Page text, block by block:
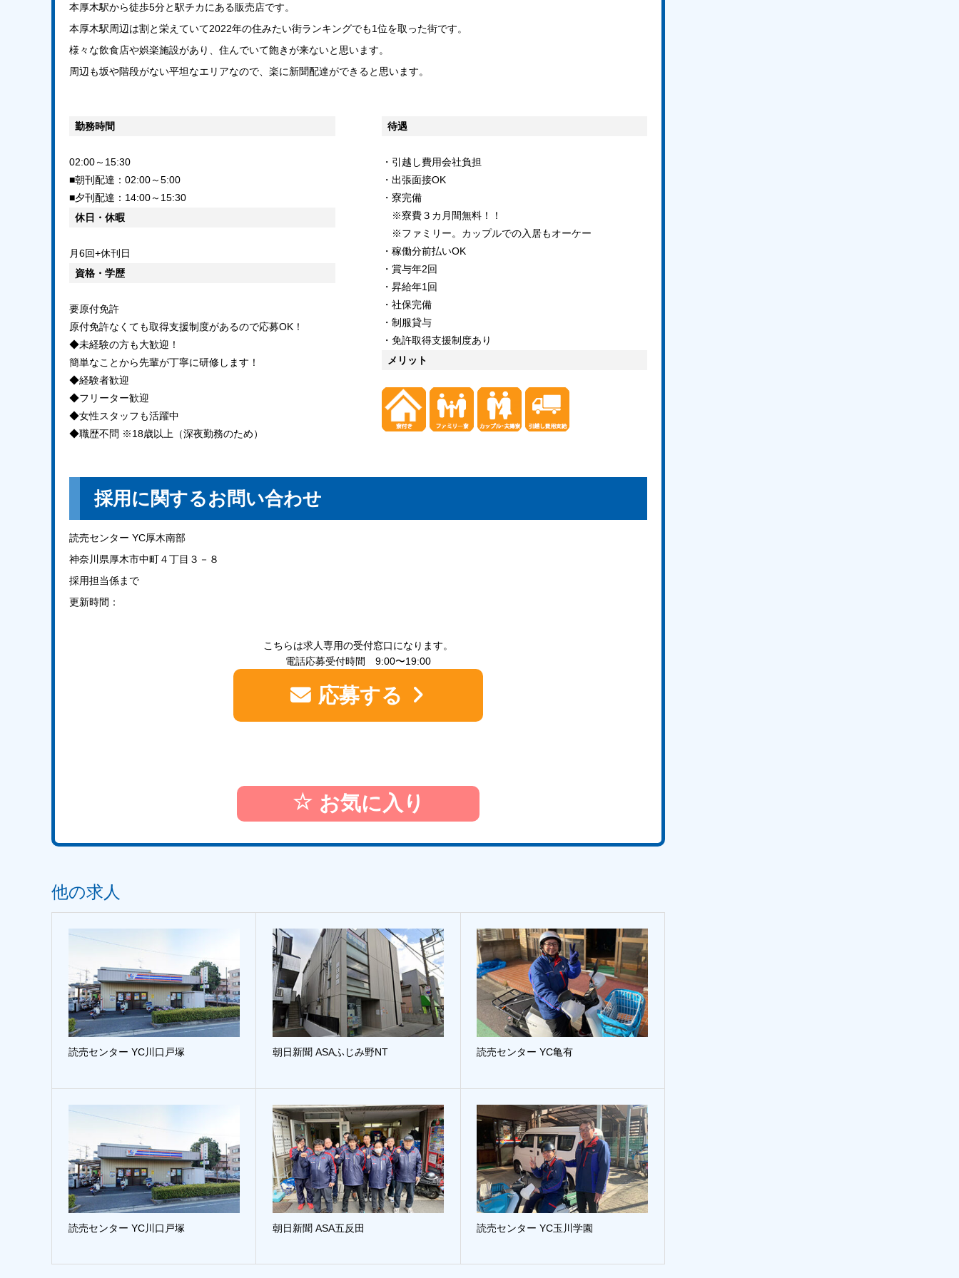
本厚木駅から徒歩5分と駅チカにある販売店です。
本厚木駅周辺は割と栄えていて2022年の住みたい街ランキングでも1位を取った街です。
様々な飲食店や娯楽施設があり、住んでいて飽きが来ないと思います。
周辺も坂や階段がない平坦なエリアなので、楽に新聞配達ができると思います。
勤務時間
02:00～15:30
■朝刊配達：02:00～5:00
■夕刊配達：14:00～15:30
休日・休暇
月6回+休刊日
資格・学歴
要原付免許
原付免許なくても取得支援制度があるので応募OK！
◆未経験の方も大歓迎！
簡単なことから先輩が丁寧に研修します！
◆経験者歓迎
◆フリーター歓迎
◆女性スタッフも活躍中
◆職歴不問 ※18歳以上（深夜勤務のため）
待遇
・引越し費用会社負担
・出張面接OK
・寮完備
※寮費３カ月間無料！！
※ファミリー。カップルでの入居もオーケー
・稼働分前払いOK
・賞与年2回
・昇給年1回
・社保完備
・制服貸与
・免許取得支援制度あり
メリット
採用に関するお問い合わせ
読売センター YC厚木南部
神奈川県厚木市中町４丁目３－８
採用担当係まで
更新時間：
こちらは求人専用の受付窓口になります。
電話応募受付時間 9:00〜19:00
応募する
お気に入り
他の求人
読売センター YC川口戸塚 朝日新聞 ASAふじみ野NT 読売センター YC亀有
読売センター YC川口戸塚 朝日新聞 ASA五反田 読売センター YC玉川学園